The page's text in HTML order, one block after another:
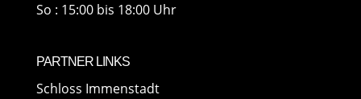
So : 15:00 bis 18:00 Uhr
PARTNER LINKS
Schloss Immenstadt